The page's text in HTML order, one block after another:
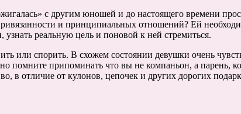
с другим юношей и до настоящего времени
и принципиальных отношений? Ей
узнать реальную цель и поновой к ней стремиться.
или спорить. В схожем состоянии девушки очень
помните припоминать что вы не компаньон, а
в отличие от кулонов, цепочек и других дорогих